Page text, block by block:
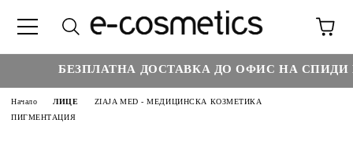
БЕЗПЛАТНА ДОСТАВКА ДО ОФИС НА СПИДИ
Начало ЛИЦЕ
ZIAJA MED - МЕДИЦИНСКА КОЗМЕТИКА
ПИГМЕНТАЦИЯ